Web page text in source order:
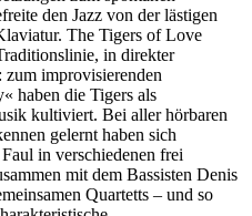
den Jazz von der lästigen
The Tigers of Love
in direkter
zum improvisierenden
haben die Tigers als
kultiviert. Bei aller hörbaren
gelernt haben sich
in verschiedenen frei
mit dem Bassisten Denis
Quartetts – und so